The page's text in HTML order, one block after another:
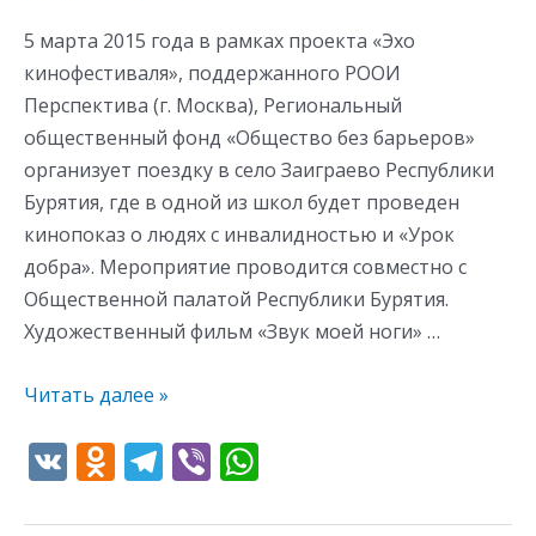
5 марта 2015 года в рамках проекта «Эхо
кинофестиваля», поддержанного РООИ
Перспектива (г. Москва), Региональный
общественный фонд «Общество без барьеров»
организует поездку в село Заиграево Республики
Бурятия, где в одной из школ будет проведен
кинопоказ о людях с инвалидностью и «Урок
добра». Мероприятие проводится совместно с
Общественной палатой Республики Бурятия.
Художественный фильм «Звук моей ноги» …
Читать далее »
V
K
O
d
T
el
Vi
b